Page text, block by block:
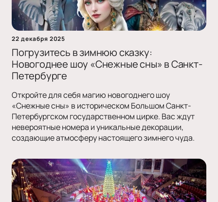
22 декабря 2025
Погрузитесь в зимнюю сказку:
Новогоднее шоу «Снежные сны» в Санкт-
Петербурге
Откройте для себя магию новогоднего шоу
«Снежные сны» в историческом Большом Санкт-
Петербургском государственном цирке. Вас ждут
невероятные номера и уникальные декорации,
создающие атмосферу настоящего зимнего чуда.